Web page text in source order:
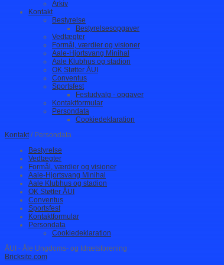
Arkiv
Kontakt
Bestyrelse
Bestyrelsesopgaver
Vedtægter
Formål, værdier og visioner
Aale-Hjortsvang Minihal
Aale Klubhus og stadion
OK Støtter ÅUI
Conventus
Sportsfest
Festudvalg - opgaver
Kontaktformular
Persondata
Cookiedeklaration
Kontakt/ Persondata
Bestyrelse
Vedtægter
Formål, værdier og visioner
Aale-Hjortsvang Minihal
Aale Klubhus og stadion
OK Støtter ÅUI
Conventus
Sportsfest
Kontaktformular
Persondata
Cookiedeklaration
ÅUI - Åle Ungdoms- og Idrætsforening
Bricksite.com